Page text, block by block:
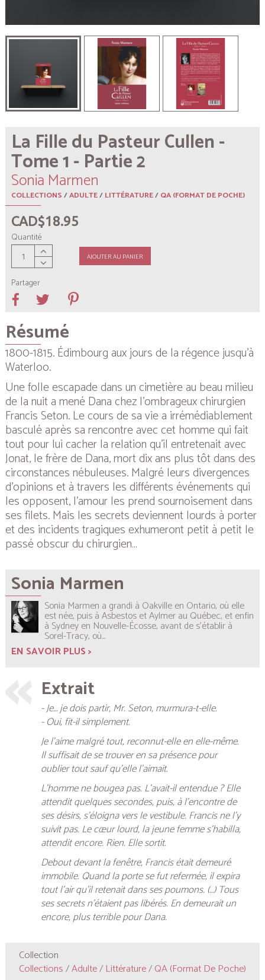
La Fille du Pasteur Cullen -
Tome 1 - Partie 2
Sonia Marmen
COLLECTIONS/ADULTE/LITTÉRATURE/QA (FORMAT DE POCHE)
CAD$18.95
Quantité
AJOUTER AU PANIER
Partager
Résumé
1800-1815. Édimbourg aux jours de la régence jusqu’à
Waterloo.
Une folle escapade dans un cimetière au beau milieu
de la nuit a mené Dana chez l’ombrageux chirurgien
Francis Seton. Le cours de sa vie a irrémédiablement
basculé après sa rencontre avec cet homme qui fait
tout pour lui cacher la relation qu’il entretenait avec
Jonat, le frère de Dana, mort dix ans plus tôt dans des
circonstances nébuleuses. Malgré leurs divergences
d’opinions et à travers les différents événements qui
les opposent, l’amour les prend sournoisement dans
ses filets. Mais les secrets deviennent lourds à porter
et des incidents tragiques exhumeront petit à petit le
passé obscur du chirurgien…
Sonia Marmen
Sonia Marmen a grandi à Oakville en Ontario, où elle
est née, puis à Asbestos et Aylmer au Québec, et enfin
à Sydney en Nouvelle-Écosse, avant de s’établir à
Sorel-Tracy, où...
EN SAVOIR PLUS >
Extrait
- Je… je dois partir, Mr. Seton, murmura-t-elle.
- Oui, fit-il simplement.
Je l’aime malgré tout, reconnut-elle en elle-même.
Il suffisait de se trouver en sa présence pour
oublier tout sauf qu’elle l’aimait.
L’homme ne bougea pas. L’avait-il entendue ? Elle
attendit quelques secondes, puis, à l’encontre de
ses désirs, s’éloigna vers le vestibule. Francis ne l’y
suivit pas. Le cœur lourd, la jeune femme s’habilla,
attendit encore. Rien. Elle sortit.
Debout devant la fenêtre, Francis était demeuré
immobile. Quand la porte se fut refermée, il expira
tout l’air qu’il retenait dans ses poumons. (…) Tous
ses secrets n’étaient pas libérés. En demeurait un
encore, plus terrible pour Dana.
Collection
Collections/Adulte/ Littérature/QA (format De Poche)